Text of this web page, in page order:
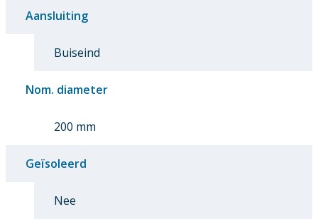
Aansluiting
Buiseind
Nom. diameter
200 mm
Geïsoleerd
Nee